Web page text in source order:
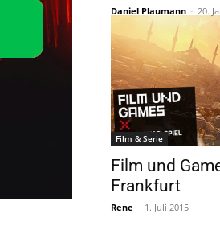
Daniel Plaumann - 20.
Film & Serie
Film und
Frankfurt
Rene - 1. Juli 2015